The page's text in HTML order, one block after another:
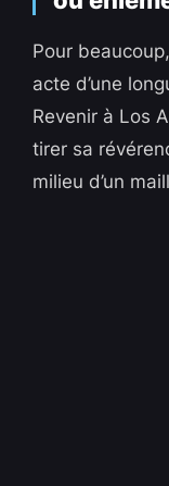
Pour
acte d’une
Revenir à Los
tirer sa
milieu d’un